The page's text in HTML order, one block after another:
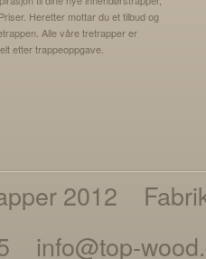
Heretter mottar du et tilbud og
Alle våre tretrapper er
etter trappeoppgave.
2012
info@top-